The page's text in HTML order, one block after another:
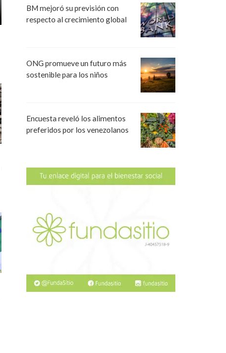
BM mejoró su previsión con
respecto al crecimiento global
ONG promueve un futuro más
sostenible para los niños
Encuesta reveló los alimentos
preferidos por los venezolanos